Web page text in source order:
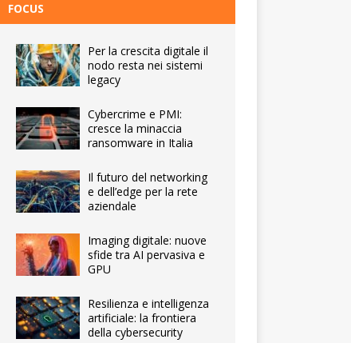
FOCUS
Per la crescita digitale il
nodo resta nei sistemi
legacy
Cybercrime e PMI:
cresce la minaccia
ransomware in Italia
Il futuro del networking
e dell’edge per la rete
aziendale
Imaging digitale: nuove
sfide tra AI pervasiva e
GPU
Resilienza e intelligenza
artificiale: la frontiera
della cybersecurity